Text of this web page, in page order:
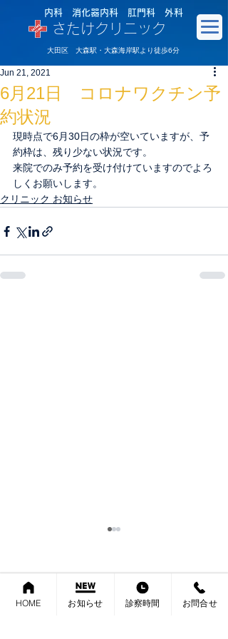
内科 消化器内科 肛門科 外科
さたけクリニック
大田区 大森駅・大森海岸駅より徒歩6分
6月21日 コロナワクチン予
約状況
Jun 21, 2021
現時点で6月30日の枠が空いていますが、予
約枠は、残り少ない状況です。
来院でのみ予約を受け付けていますのでよろ
しくお願いします。
クリニック お知らせ
療報酬改定に伴い、当院では
必要に応じて以下の加算を算
内科 消化器内科 肛門科 外科
さたけクリニック
HOME お知らせ 診察時間 お問合せ